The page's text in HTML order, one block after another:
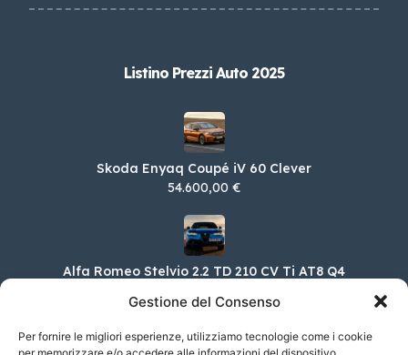
Gestione del Consenso
Per fornire le migliori esperienze, utilizziamo tecnologie come i cookie
Listino Prezzi Auto 2025
Skoda Enyaq Coupé iV 60 Clever
54.600,00 €
Alfa Romeo Stelvio 2.2 TD 210 CV Ti AT8 Q4